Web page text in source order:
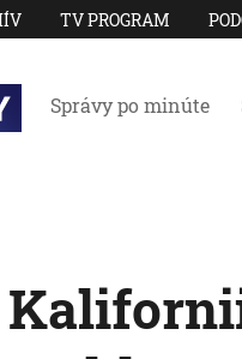
TV PROGRAM
Správy po minúte